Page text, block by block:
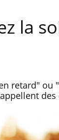
la
retard" ou